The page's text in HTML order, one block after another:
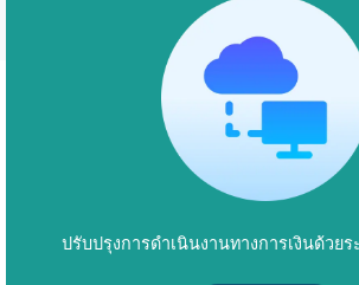
ปรับปรุงการดำเนินงานทางการเงินด้วยร